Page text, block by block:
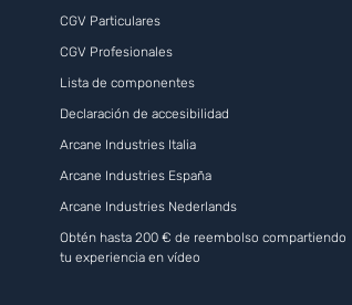
CGV Particulares
CGV Profesionales
Lista de componentes
Declaración de accesibilidad
Arcane Industries Italia
Arcane Industries España
Arcane Industries Nederlands
Obtén hasta 200 € de reembolso compartiendo
tu experiencia en vídeo